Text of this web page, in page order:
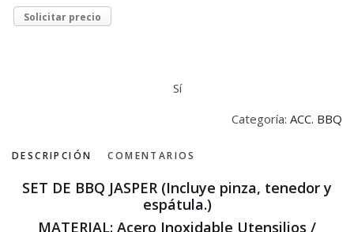
Solicitar precio
Sí
Categoría: ACC. BBQ
DESCRIPCIÓN COMENTARIOS
SET DE BBQ JASPER (Incluye pinza, tenedor y
espátula.)
MATERIAL: Acero Inoxidable Utensilios /